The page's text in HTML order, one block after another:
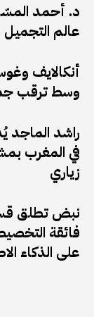
د. أحمد
عالم التجميل
وسط ترقب
راشد الماجد
في المغرب
زياري
نبض تطلق
فائقة
على الذكاء